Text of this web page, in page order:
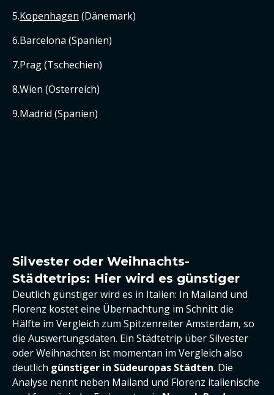
Kopenhagen (Dänemark)
Barcelona (Spanien)
Prag (Tschechien)
Wien (Österreich)
Madrid (Spanien)
Silvester oder Weihnachts-
Städtetrips: Hier wird es günstiger
Deutlich günstiger wird es in Italien: In Mailand und
Florenz kostet eine Übernachtung im Schnitt die
Hälfte im Vergleich zum Spitzenreiter Amsterdam, so
die Auswertungsdaten. Ein Städtetrip über Silvester
oder Weihnachten ist momentan im Vergleich also
deutlich günstiger in Südeuropas Städten. Die
Analyse nennt neben Mailand und Florenz italienische